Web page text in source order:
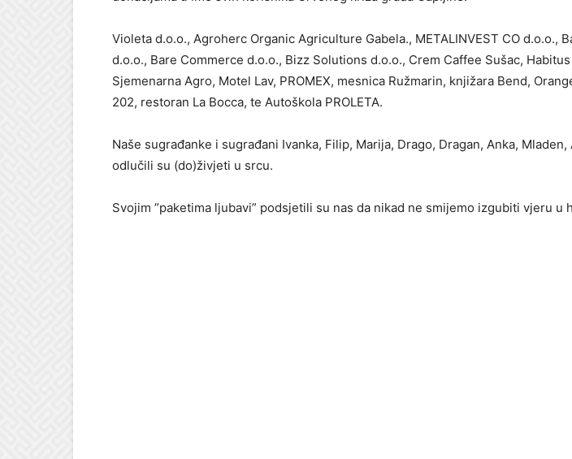
Violeta d.o.o., Agroherc Organic Agriculture Gabela., METALINVEST CO d.o.o.,
d.o.o., Bare Commerce d.o.o., Bizz Solutions d.o.o., Crem Caffee Sušac,
Sjemenarna Agro, Motel Lav, PROMEX, mesnica Ružmarin, knjižara Bend,
202, restoran La Bocca, te Autoškola PROLETA.
Naše sugrađanke i sugrađani Ivanka, Filip, Marija, Drago, Dragan, Anka,
odlučili su (do)živjeti u srcu.
Svojim ”paketima ljubavi” podsjetili su nas da nikad ne smijemo izgubiti vjeru u